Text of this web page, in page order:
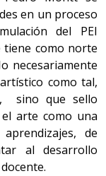
en un proceso
del PEI
tiene como norte
necesariamente
como tal,
sino que sello
arte como una
de
al desarrollo